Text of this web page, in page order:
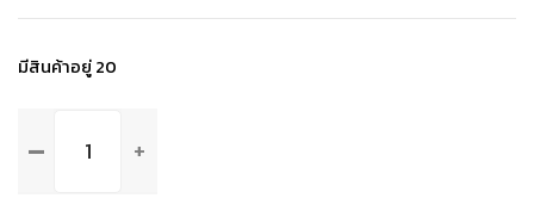
มีสินค้าอยู่ 20
DFC5